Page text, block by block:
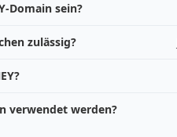
Domain sein?
zulässig?
verwendet werden?